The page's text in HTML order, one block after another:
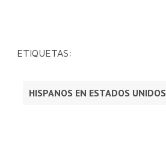
ETIQUETAS:
HISPANOS EN ESTADOS UNIDOS